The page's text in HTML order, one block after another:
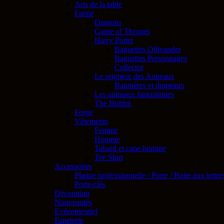
Arts de la table
Faërie
Dragons
Game of Thrones
Harry Potter
Baguettes Ollivander
Baguettes Personnages
Collector
Le seigneur des Anneaux
Bannières et drapeaux
Les animaux fantastiques
The Hobbit
Forge
Vêtements
Femme
Homme
Tabard et cape homme
Tee Shirt
Accessoires
Plaque professionnelle / Porte / Boite aux
Porte-clés
Décoration
Nouveautés
Evénementiel
Papeterie